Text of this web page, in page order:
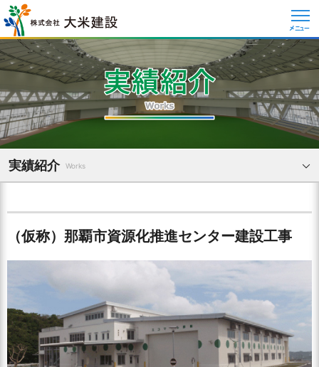
メニュー
実績紹介 Works
（仮称）那覇市資源化推進センター建設工事